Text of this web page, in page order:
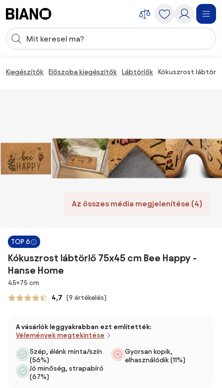
Keresési bevitel
Kiegészítők Előszoba kiegészítők Lábtörlők Kókuszrost lábtörlő
Az összes média megjelenítése (4)
TOP 6
Kókuszrost lábtörlő 75x45 cm Bee Happy -
Hanse Home
Méretek
45×75 cm
4,7 (9 értékelés)
A vásárlók leggyakrabban ezt említették:
Vélemények megtekintése
Szép, élénk minta/szín
(56%)
Jó minőség, strapabíró
(67%)
Gyorsan kopik,
elhasználódik (11%)